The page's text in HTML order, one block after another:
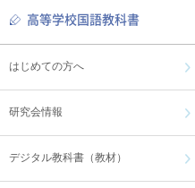
高等学校国語教科書
はじめての方へ
研究会情報
デジタル教科書（教材）